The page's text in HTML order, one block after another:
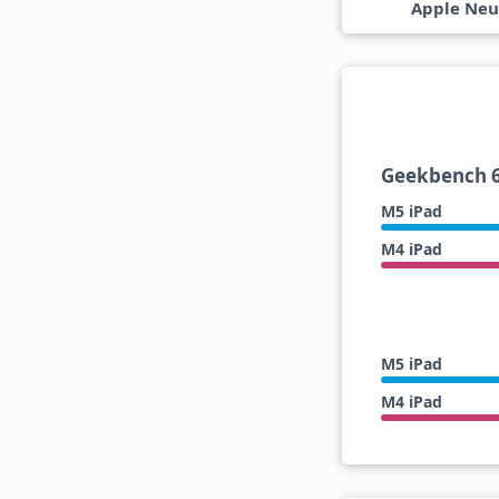
Apple
Geekbench
M5 iPad
M4 iPad
M5 iPad
M4 iPad